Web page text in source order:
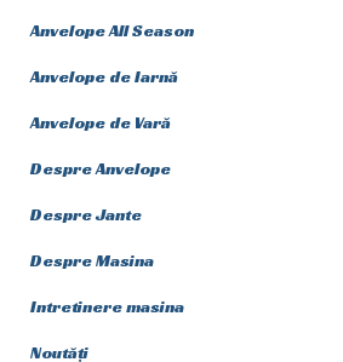
Anvelope All Season
Anvelope de Iarnă
Anvelope de Vară
Despre Anvelope
Despre Jante
Despre Masina
Intretinere masina
Noutăți